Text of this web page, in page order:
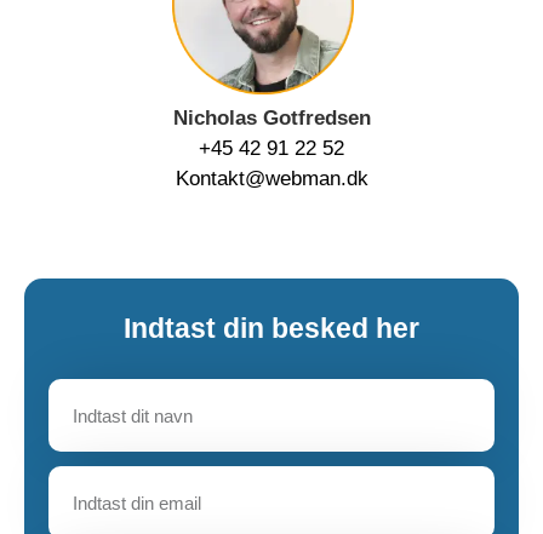
Nicholas Gotfredsen
+45 42 91 22 52
Kontakt@webman.dk
Indtast din besked her